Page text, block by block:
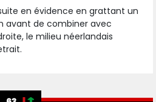
en évidence en grattant un
avant de combiner avec
le milieu néerlandais